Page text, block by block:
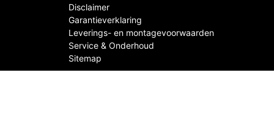
Disclaimer
Garantieverklaring
Leverings- en montagevoorwaarden
Service & Onderhoud
Sitemap